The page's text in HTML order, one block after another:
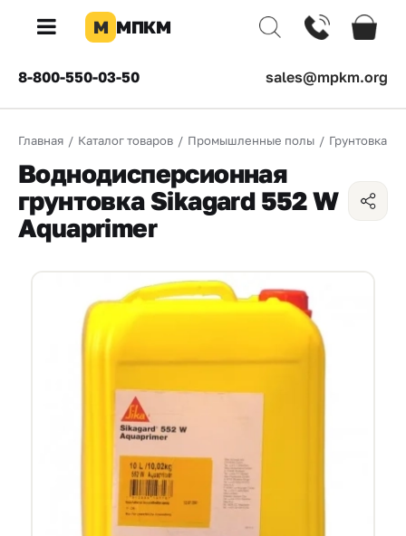
×
КОМПАНИЯ
О
компании
Доставка
Оплата
товаров
Проектировщикам
Калькуляторы
М МПКМ
8-800-550-03-50 sales@mpkm.org
Главная / Каталог товаров / Промышленные полы / Грунтовка
Воднодисперсионная
грунтовка Sikagard 552 W
Aquaprimer